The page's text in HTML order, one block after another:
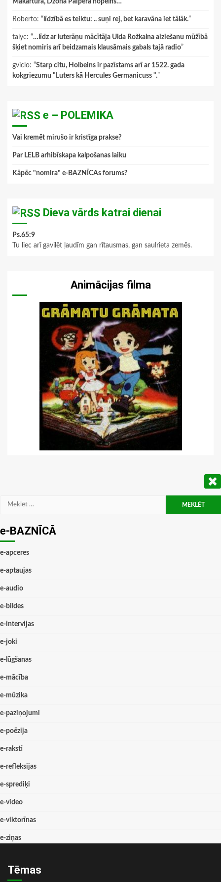
Makartura, Džona Paipera nopelns…
Roberto: “ līdzībā es teiktu: .. suņi rej, bet karavāna iet tālāk.”
talyc: “…līdz ar luterāņu mācītāja Ulda Rožkalna aiziešanu mūžībā
šķiet nomiris arī beidzamais klausāmais gabals tajā radio”
gviclo: “Starp citu, Holbeins ir pazīstams arī ar 1522. gada
kokgriezumu "Luters kā Hercules Germanicuss ".”
e – POLEMIKA
Vai kremēt mirušo ir kristīga prakse?
Par LELB arhibīskapa kalpošanas laiku
Kāpēc "nomira" e-BAZNĪCAs forums?
Dieva vārds katrai dienai
Ps.65:9
Tu liec arī gavilēt ļaudīm gan rītausmas, gan saulrieta zemēs.
Animācijas filma
Meklēt:
e-BAZNĪCĀ
e-apceres
e-aptaujas
e-audio
e-bildes
e-intervijas
e-joki
e-lūgšanas
e-mācība
e-mūzika
e-paziņojumi
e-poēzija
e-raksti
e-refleksijas
e-sprediķi
e-video
e-viktorīnas
e-ziņas
Tēmas